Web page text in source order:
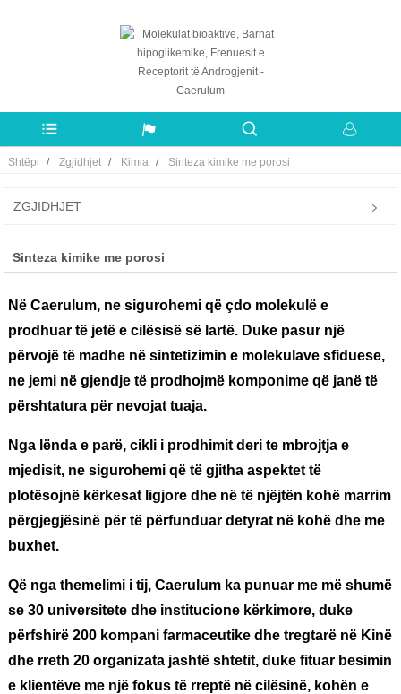
Shtëpi Zgjidhjet Kimia Sinteza kimike me porosi
ZGJIDHJET
Sinteza kimike me porosi
Në Caerulum, ne sigurohemi që çdo molekulë e
prodhuar të jetë e cilësisë së lartë. Duke pasur një
përvojë të madhe në sintetizimin e molekulave sfiduese,
ne jemi në gjendje të prodhojmë komponime që janë të
përshtatura për nevojat tuaja.
Nga lënda e parë, cikli i prodhimit deri te mbrojtja e
mjedisit, ne sigurohemi që të gjitha aspektet të
plotësojnë kërkesat ligjore dhe në të njëjtën kohë marrim
përgjegjësinë për të përfunduar detyrat në kohë dhe me
buxhet.
Që nga themelimi i tij, Caerulum ka punuar me më shumë
se 30 universitete dhe institucione kërkimore, duke
përfshirë 200 kompani farmaceutike dhe tregtarë në Kinë
dhe rreth 20 organizata jashtë shtetit, duke fituar besimin
e klientëve me një fokus të rreptë në cilësinë, kohën e